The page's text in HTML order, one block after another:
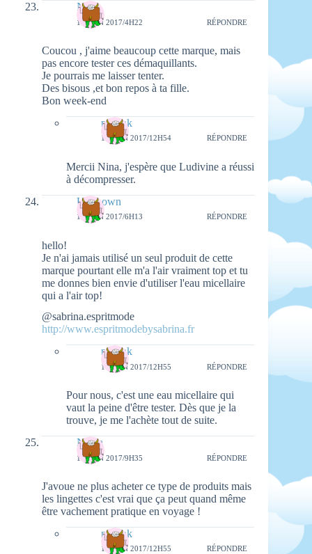
Nina
17 JUIN 2017/4H22 RÉPONDRE
Coucou , j'aime beaucoup cette marque, mais
pas encore tester ces démaquillants.
Je pourrais me laisser tenter.
Des bisous ,et bon repos à ta fille.
Bon week-end
natieak
18 JUIN 2017/12H54 RÉPONDRE
Mercii Nina, j'espère que Ludivine a réussi
à décompresser.
Unknown
17 JUIN 2017/6H13 RÉPONDRE
hello!
Je n'ai jamais utilisé un seul produit de cette
marque pourtant elle m'a l'air vraiment top et tu
me donnes bien envie d'utiliser l'eau micellaire
qui a l'air top!
@sabrina.espritmode
http://www.espritmodebysabrina.fr
natieak
18 JUIN 2017/12H55 RÉPONDRE
Pour nous, c'est une eau micellaire qui
vaut la peine d'être tester. Dès que je la
trouve, je me l'achète tout de suite.
Nadia
17 JUIN 2017/9H35 RÉPONDRE
J'avoue ne plus acheter ce type de produits mais
les lingettes c'est vrai que ça peut quand même
être vachement pratique en voyage !
natieak
18 JUIN 2017/12H55 RÉPONDRE